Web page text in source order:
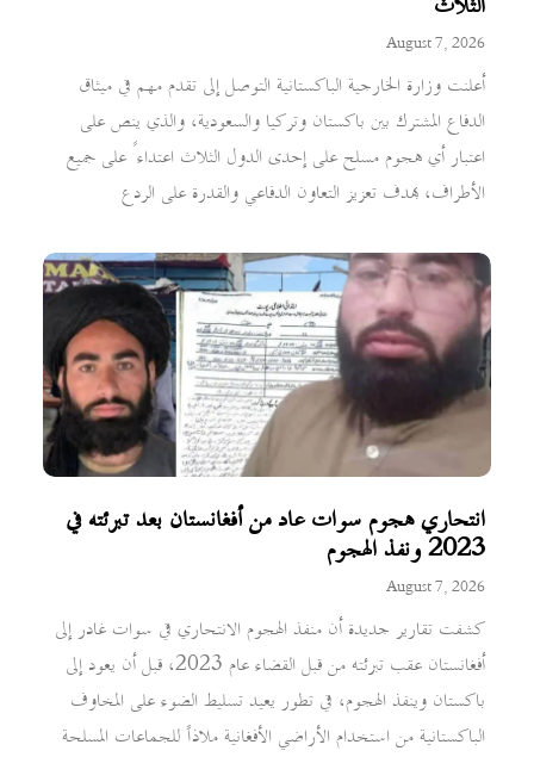
August 7, 2026
أعلنت وزارة الخارجية الباكستانية التوصل إلى تقدم مهم في ميثاق
الدفاع المشترك بين باكستان وتركيا والسعودية، والذي ينص على
اعتبار أي هجوم مسلح على إحدى الدول الثلاث اعتداءً على جميع
الأطراف، بهدف تعزيز التعاون الدفاعي والقدرة على الردع
انتحاري هجوم سوات عاد من أفغانستان بعد تبرئته في
2023 ونفذ الهجوم
August 7, 2026
كشفت تقارير جديدة أن منفذ الهجوم الانتحاري في سوات غادر إلى
أفغانستان عقب تبرئته من قبل القضاء عام 2023، قبل أن يعود إلى
باكستان وينفذ الهجوم، في تطور يعيد تسليط الضوء على المخاوف
الباكستانية من استخدام الأراضي الأفغانية ملاذاً للجماعات المسلحة